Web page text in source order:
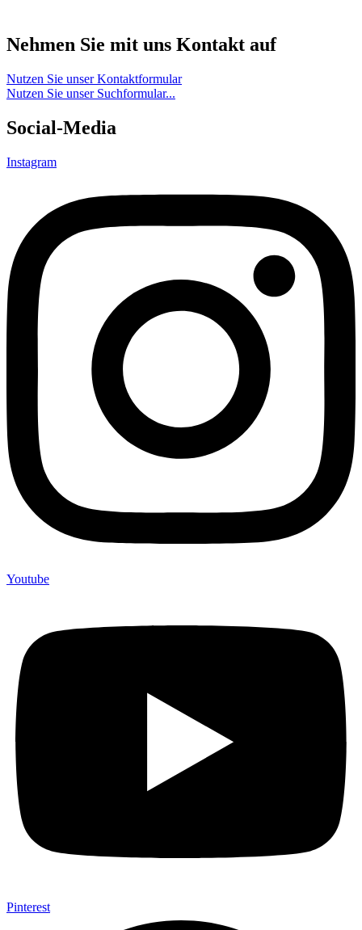
Nehmen Sie mit uns Kontakt auf
Nutzen Sie unser Kontaktformular
Nutzen Sie unser Suchformular...
Social-Media
Instagram
Youtube
Pinterest